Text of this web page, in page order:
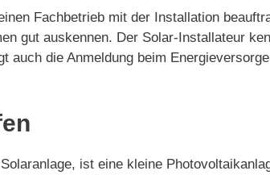
Fachbetrieb mit der Installation
gut auskennen. Der Solar-Installateur
die Anmeldung beim
ist eine kleine